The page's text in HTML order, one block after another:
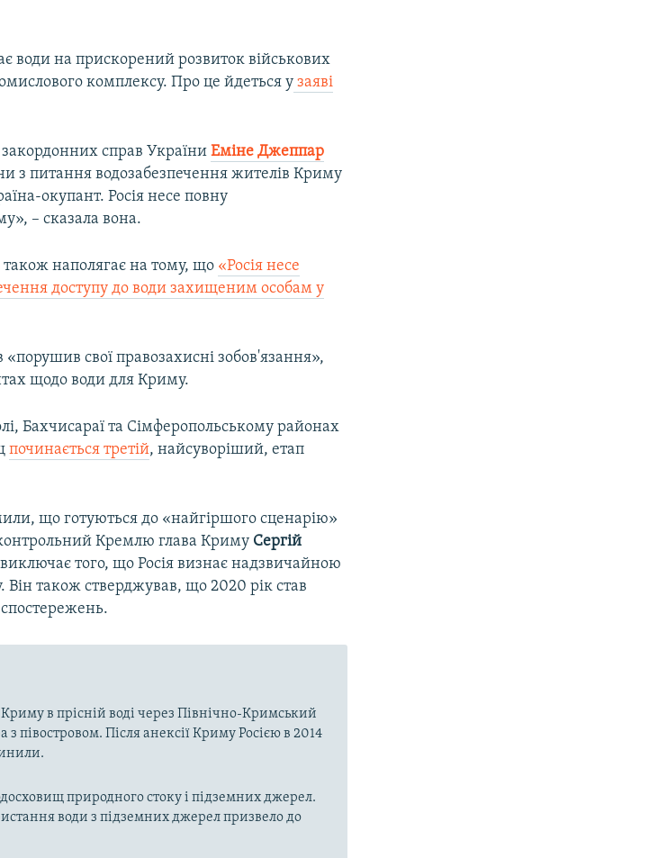
води на прискорений розвиток військових
комплексу. Про це йдеться у заяві
справ УкраїниЕміне Джеппар
з питання водозабезпечення жителів Криму
окупант. Росія несе повну
– сказала вона.
наполягає на тому, що «Росія несе
доступу до води захищеним особам у
«порушив свої правозахисні зобов'язання»,
щодо води для Криму.
Бахчисараї та Сімферопольському районах
починається третій, найсуворіший, етап
що готуються до «найгіршого сценарію»
Кремлю глава Криму Сергій
того, що Росія визнає надзвичайною
також стверджував, що 2020 рік став
в прісній воді через Північно-Кримський
півостровом. Після анексії Криму Росією в 2014
природного стоку і підземних джерел.
води з підземних джерел призвело до